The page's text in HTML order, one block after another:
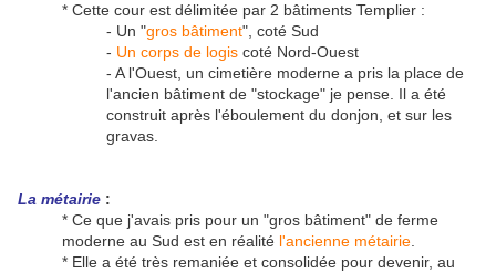
* Cette cour est délimitée par 2 bâtiments Templier :
- Un "gros bâtiment", coté Sud
- Un corps de logis coté Nord-Ouest
- A l'Ouest, un cimetière moderne a pris la place de
l'ancien bâtiment de "stockage" je pense. Il a été
construit après l'éboulement du donjon, et sur les
gravas.
La métairie :
* Ce que j'avais pris pour un "gros bâtiment" de ferme
moderne au Sud est en réalité l'ancienne métairie
* Elle a été très remaniée et consolidée pour devenir, au